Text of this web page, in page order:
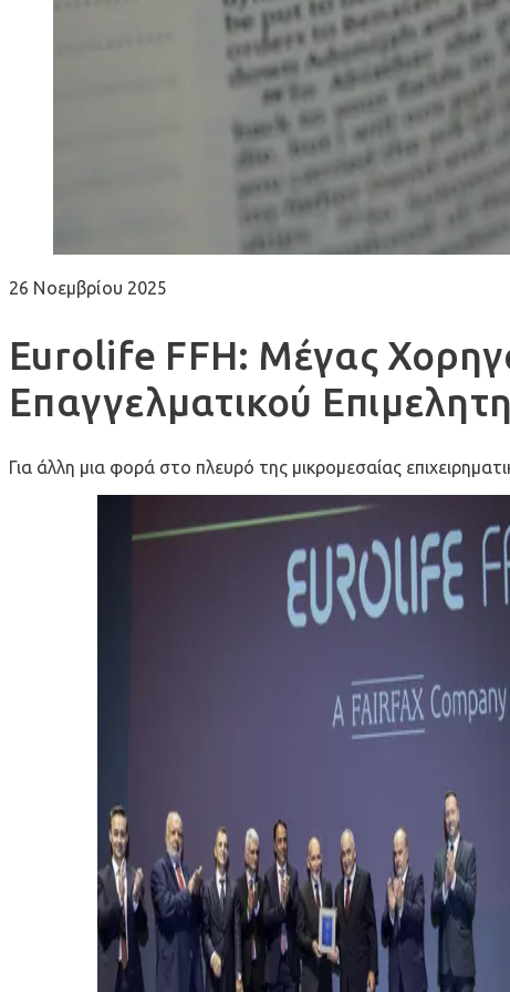
26 Νοεμβρίου 2025
Eurolife FFH: Μέγας
Επαγγελματικού
Για άλλη μια φορά στο πλευρό της μικρομεσαίας